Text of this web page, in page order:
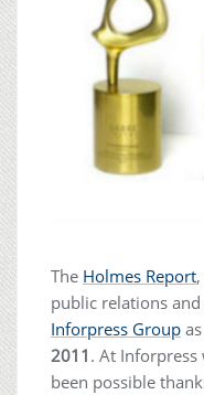
The Holmes Report
public relations
Inforpress Group
2011 . At Inforpress
been possible